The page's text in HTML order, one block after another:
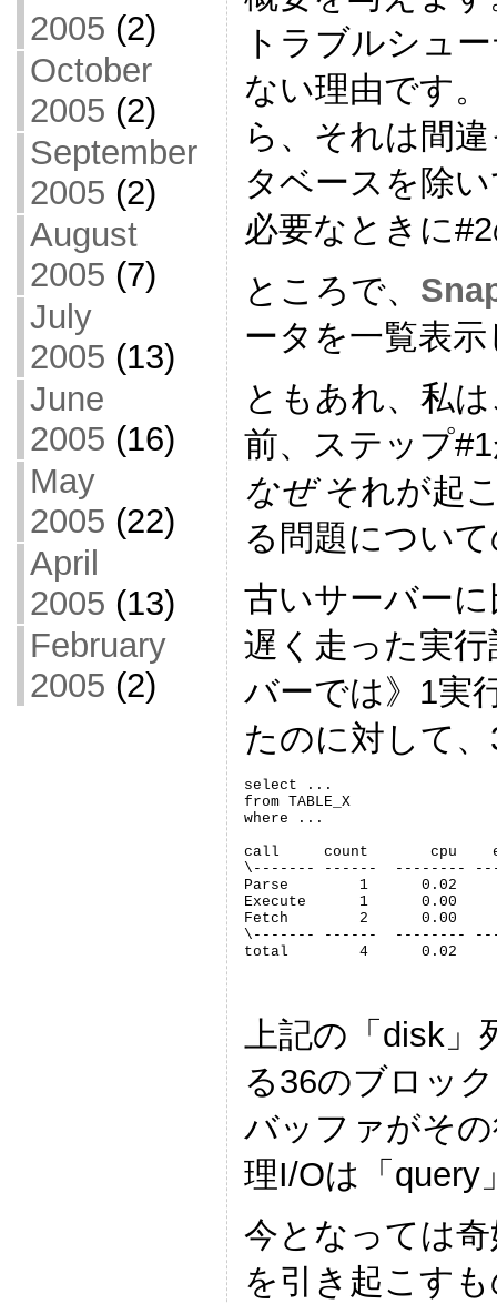
2005 (2)
October
2005 (2)
September
2005 (2)
August
2005 (7)
July
2005 (13)
June
2005 (16)
May
2005 (22)
April
2005 (13)
February
2005 (2)
トラブルシュ
ない理由です
ら、それは間
タベースを除
必要なときに
ところで、
ータを一覧表
ともあれ、私
前、ステップ
なぜそれが起
る問題につい
古いサーバー
遅く走った実
バーでは》1実
たのに対して
select ...
from TABLE_X
where ...
call     count       cpu
\------- ------  --------
Parse        1      0.02
Execute      1
Fetch        2      0.00
\------- ------  --------
total        4      0.02
上記の「disk
る36のブロッ
バッファがそ
理I/Oは「query
今となっては
を引き起こす